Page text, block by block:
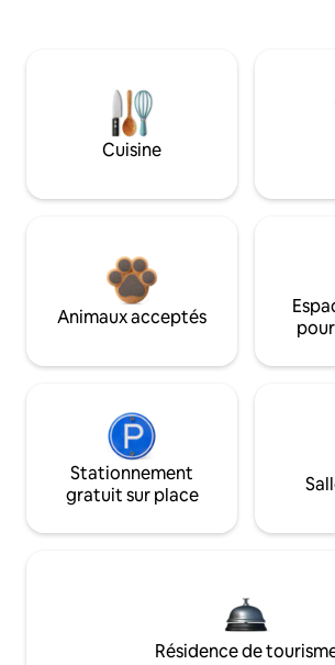
Cuisine
Animaux acceptés
Stationnement
gratuit sur place
Résidence de